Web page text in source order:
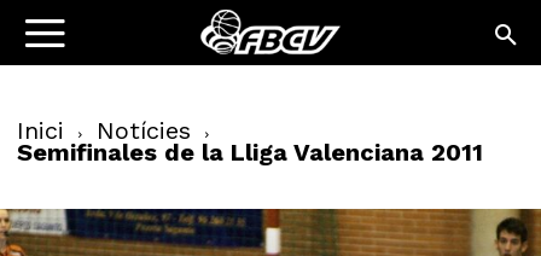
Inici Notícies
Semifinales de la Lliga Valenciana 2011